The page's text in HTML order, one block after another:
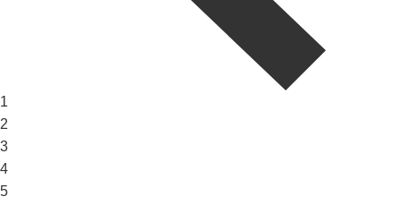
1
2
3
4
5